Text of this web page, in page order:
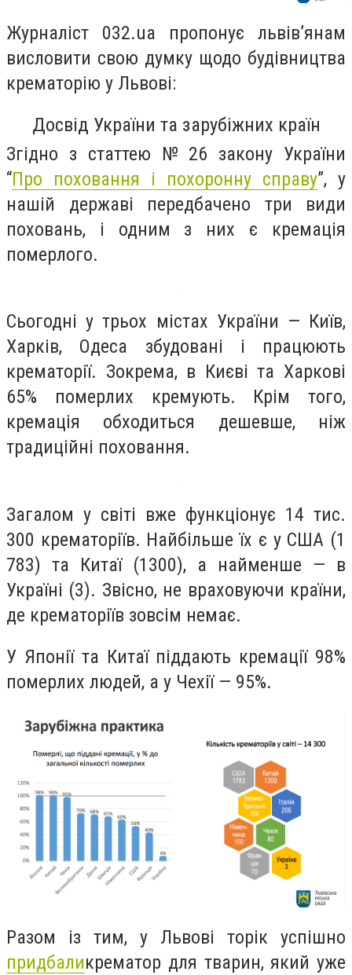
Журналіст 032.ua пропонує львів’янам
висловити свою думку щодо будівництва
крематорію у Львові:
Досвід України та зарубіжних країн
Згідно з статтею № 26 закону України
“Про поховання і похоронну справу”, у
нашій державі передбачено три види
поховань, і одним з них є кремація
померлого.
Сьогодні у трьох містах України — Київ,
Харків, Одеса збудовані і працюють
крематорії. Зокрема, в Києві та Харкові
65% померлих кремують. Крім того,
кремація обходиться дешевше, ніж
традиційні поховання.
Загалом у світі вже функціонує 14 тис.
300 крематоріїв. Найбільше їх є у США (1
783) та Китаї (1300), а найменше — в
Україні (3). Звісно, не враховуючи країни,
де крематоріїв зовсім немає.
У Японії та Китаї піддають кремації 98%
померлих людей, а у Чехії — 95%.
Разом із тим, у Львові торік успішно
придбаликрематор для тварин, який уже